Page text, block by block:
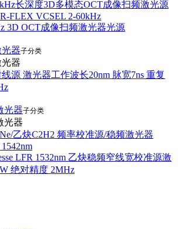
kHz长深度3D多模态OCT成像扫频激光源
FLEX VCSEL 2-60kHz
3D OCT成像扫频激光器光源
器子分类
器
源 激光器工作波长20nm 脉宽7ns 重复
光器子分类
光器
乙炔C2H2 频率校准源/稳频激光器
LFR 1532nm 乙炔稳频窄线宽校准源激
绝对精度 2MHz